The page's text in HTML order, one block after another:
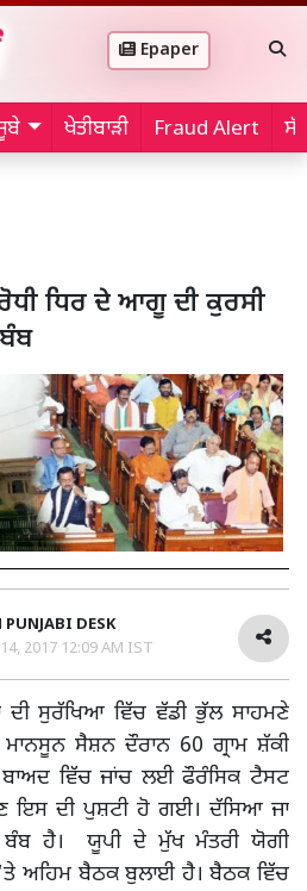
Epaper
ਖੇਤੀਬਾੜੀ Fraud Alert
ਧਿਰ ਦੇ ਆਗੂ ਦੀ ਕੁਰਸੀ
DESK
14, 2017 12:09 AM IST
ਦੀ ਸੁਰੱਖਿਆ ਵਿੱਚ ਵੱਡੀ ਭੁੱਲ ਸਾਹਮਣੇ
ਸੈਸ਼ਨ ਦੌਰਾਨ 60 ਗ੍ਰਾਮ ਸ਼ੱਕੀ
ਵਿੱਚ ਜਾਂਚ ਲਈ ਫੌਰੰਸਿਕ ਟੈਸਟ
ਇਸ ਦੀ ਪੁਸ਼ਟੀ ਹੋ ਗਈ। ਦੱਸਿਆ ਜਾ
ਬੰਬ ਹੈ। ਯੂਪੀ ਦੇ ਮੁੱਖ ਮੰਤਰੀ ਯੋਗੀ
ਅਹਿਮ ਬੈਠਕ ਬੁਲਾਈ ਹੈ। ਬੈਠਕ ਵਿੱਚ